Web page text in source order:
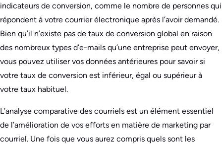
indicateurs de conversion, comme le nombre de personnes qui
répondent à votre courrier électronique après l’avoir demandé.
Bien qu’il n’existe pas de taux de conversion global en raison
des nombreux types d’e-mails qu’une entreprise peut envoyer,
vous pouvez utiliser vos données antérieures pour savoir si
votre taux de conversion est inférieur, égal ou supérieur à
votre taux habituel.
L’analyse comparative des courriels est un élément essentiel
de l’amélioration de vos efforts en matière de marketing par
courriel. Une fois que vous aurez compris quels sont les